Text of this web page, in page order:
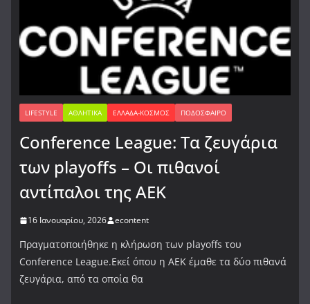
LIFESTYLE ΑΘΛΗΤΙΚΆ ΕΛΛΆΔΑ-ΚΌΣΜΟΣ ΠΟΔΌΣΦΑΙΡΟ
Conference League: Τα ζευγάρια
των playoffs – Οι πιθανοί
αντίπαλοι της ΑΕΚ
16 Ιανουαρίου, 2026 econtent
Πραγματοποιήθηκε η κλήρωση των playoffs του
Conference League.Εκεί όπου η ΑΕΚ έμαθε τα δύο πιθανά
ζευγάρια, από τα οποία θα